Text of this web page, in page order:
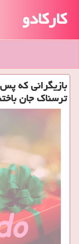
کارکادو
بازیگرانی كه
ترسناك جان